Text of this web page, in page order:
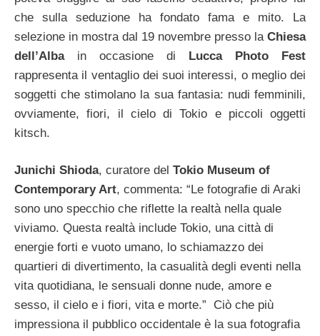
che sulla seduzione ha fondato fama e mito. La
selezione in mostra dal 19 novembre presso la Chiesa
dell’Albain occasione di Lucca Photo Fest
rappresenta il ventaglio dei suoi interessi, o meglio dei
soggetti che stimolano la sua fantasia: nudi femminili,
ovviamente, fiori, il cielo di Tokio e piccoli oggetti
kitsch.
Junichi Shioda, curatore del Tokio Museum of
Contemporary Art, commenta: “Le fotografie di Araki
sono uno specchio che riflette la realtà nella quale
viviamo. Questa realtà include Tokio, una città di
energie forti e vuoto umano, lo schiamazzo dei
quartieri di divertimento, la casualità degli eventi nella
vita quotidiana, le sensuali donne nude, amore e
sesso, il cielo e i fiori, vita e morte.” Ciò che più
impressiona il pubblico occidentale è la sua fotografia